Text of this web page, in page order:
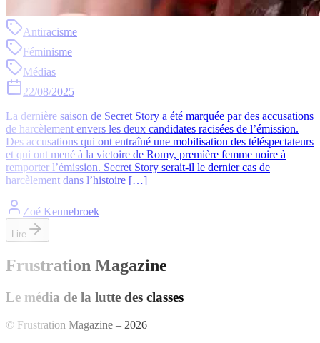
Antiracisme
Féminisme
Médias
22/08/2025
La dernière saison de Secret Story a été marquée par des accusations
de harcèlement envers les deux candidates racisées de l’émission.
Des accusations qui ont entraîné une mobilisation des téléspectateurs
et qui ont mené à la victoire de Romy, première femme noire à
remporter l’émission. Secret Story serait-il le dernier cas de
harcèlement dans l’histoire […]
Zoé Keunebroek
Lire
Frustration Magazine
Le média de la lutte des classes
© Frustration Magazine – 2026